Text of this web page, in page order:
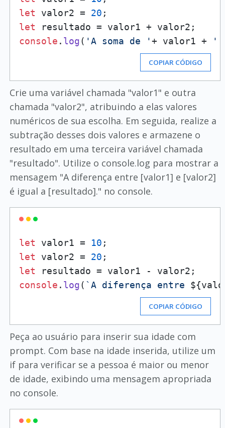
let valor2 = 20
let
console . log( 'A soma de '+ valor1 + '
COPIAR CÓDIGO
Crie uma variável chamada "valor1" e outra
chamada "valor2", atribuindo a elas valores
numéricos de sua escolha. Em seguida, realize a
subtração desses dois valores e armazene o
resultado em uma terceira variável chamada
"resultado". Utilize o console.log para mostrar a
mensagem "A diferença entre [valor1] e [valor2]
é igual a [resultado]." no console.
let valor1 = 10
let valor2 = 20
let
console . log( `A diferença entre
COPIAR CÓDIGO
Peça ao usuário para inserir sua idade com
prompt. Com base na idade inserida, utilize um
if para verificar se a pessoa é maior ou menor
de idade, exibindo uma mensagem apropriada
no console.